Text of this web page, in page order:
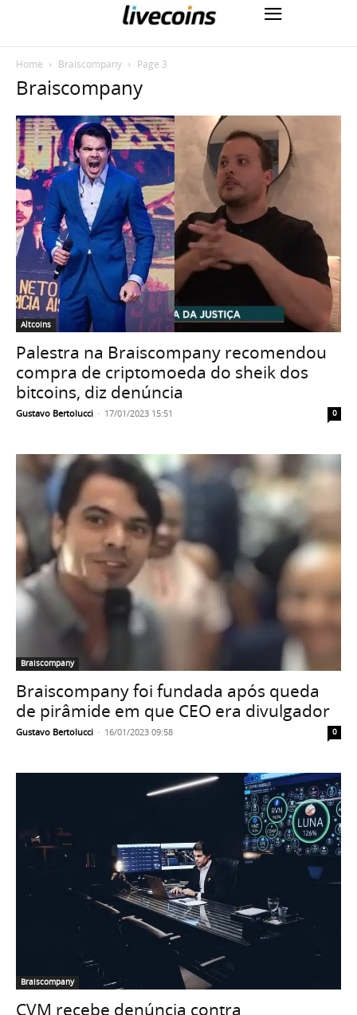
Home Braiscompany Page 3
Braiscompany
Altcoins
Palestra na Braiscompany recomendou
compra de criptomoeda do sheik dos
bitcoins, diz denúncia
Gustavo Bertolucci - 17/01/2023 15:51 0
Braiscompany
Braiscompany foi fundada após queda
de pirâmide em que CEO era divulgador
Gustavo Bertolucci - 16/01/2023 09:58 0
Braiscompany
CVM recebe denúncia contra